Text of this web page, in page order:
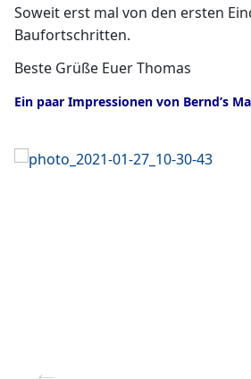
Soweit erst mal von den ersten
Baufortschritten.
Beste Grüße Euer Thomas
Ein paar Impressionen von Bernd’s